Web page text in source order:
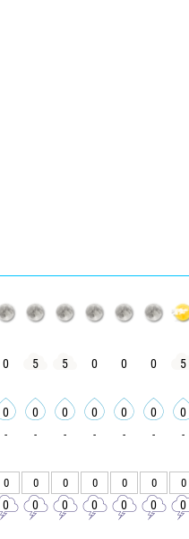
0 5 5 0 0 0 5
0 0 0 0 0 0 0
- - - - - - -
0 0 0 0 0 0 0
0 0 0 0 0 0 0